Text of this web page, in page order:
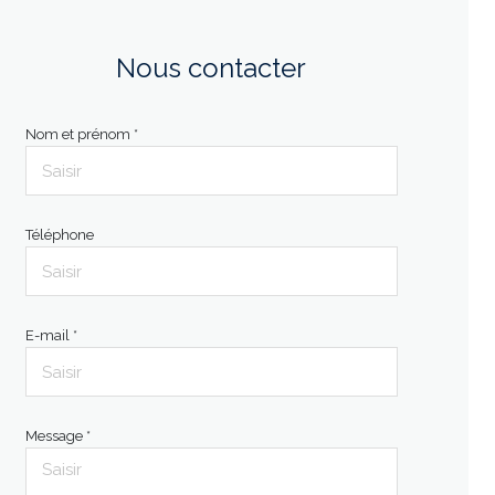
Nous contacter
Nom et prénom *
Téléphone
E-mail *
Message *